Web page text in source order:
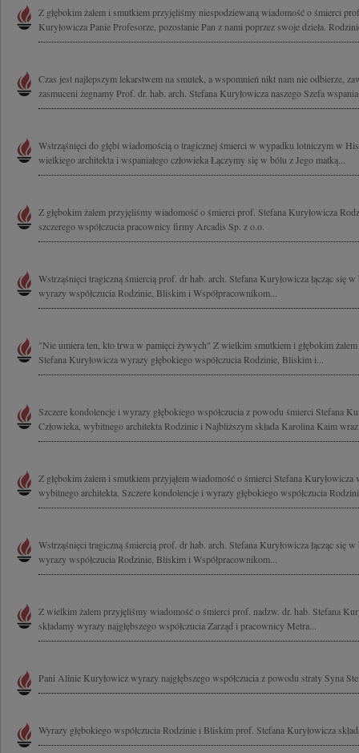
Z głębokim żalem i smutkiem przyjęliśmy niespodziewaną wiadomość o śmierci
Kuryłowicza Panie Profesorze, pozostanie Pan z nami poprzez swoje dzieła.
Czas jest najlepszym lekarstwem na smutek, a wspomnień nikt nam nie odbierze,
zasmuceni żegnamy Prof. dr. hab. arch. Stefana Kuryłowicza naszego Szefa
Wstrząśnięci do głębi wiadomością o tragicznej śmierci w wypadku lotniczym w
wielkiego architekta i wspaniałego człowieka Łączymy się w bólu z Jego matką...
Z głębokim żalem przyjęliśmy wiadomość o śmierci prof. Stefana Kuryłowicza
szczerego współczucia pracownicy firmy Arcadis Sp. z o.o.
Wstrząśnięci tragiczną śmiercią prof. dr hab. arch. Stefana Kuryłowicza łącząc się
wyrazy współczucia Rodzinie, Bliskim i Współpracownikom...
"Nie umiera ten, kto trwa w pamięci żywych" Z wielkim smutkiem i głębokim
Stefana Kuryłowicza wyrazy głębokiego współczucia Rodzinie, Bliskim i...
Szczere kondolencje i wyrazy głębokiego współczucia z powodu śmierci Stefana
Człowieka, wybitnego architekta Rodzinie i Najbliższym składa Karolina Kaim
Z głębokim żalem i smutkiem przyjąłem wiadomość o śmierci Stefana Kuryłowicza
wybitnego architekta. Szczere kondolencje i wyrazy głębokiego współczucia
Wstrząśnięci tragiczną śmiercią prof. dr hab. arch. Stefana Kuryłowicza łącząc się
wyrazy współczucia Rodzinie, Bliskim i Współpracownikom...
Z wielkim żalem przyjęliśmy wiadomość o śmierci prof. nadzw. dr. hab. Stefana
składamy wyrazy najgłębszego współczucia Zarząd i pracownicy Metra...
Pani Alinie Kuryłowicz wyrazy najgłębszego współczucia z powodu straty Syna
Wyrazy głębokiego współczucia Rodzinie i Bliskim prof. Stefana Kuryłowicza